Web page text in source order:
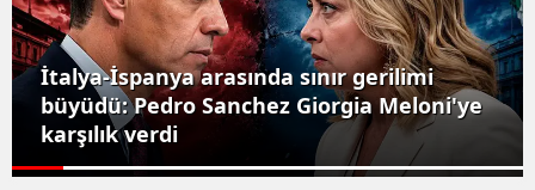
İtalya-İspanya arasında sınır gerilimi
büyüdü: Pedro Sanchez Giorgia Meloni'ye
karşılık verdi